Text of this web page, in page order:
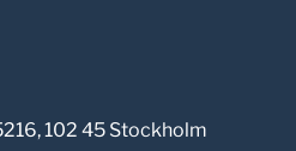
102 45 Stockholm